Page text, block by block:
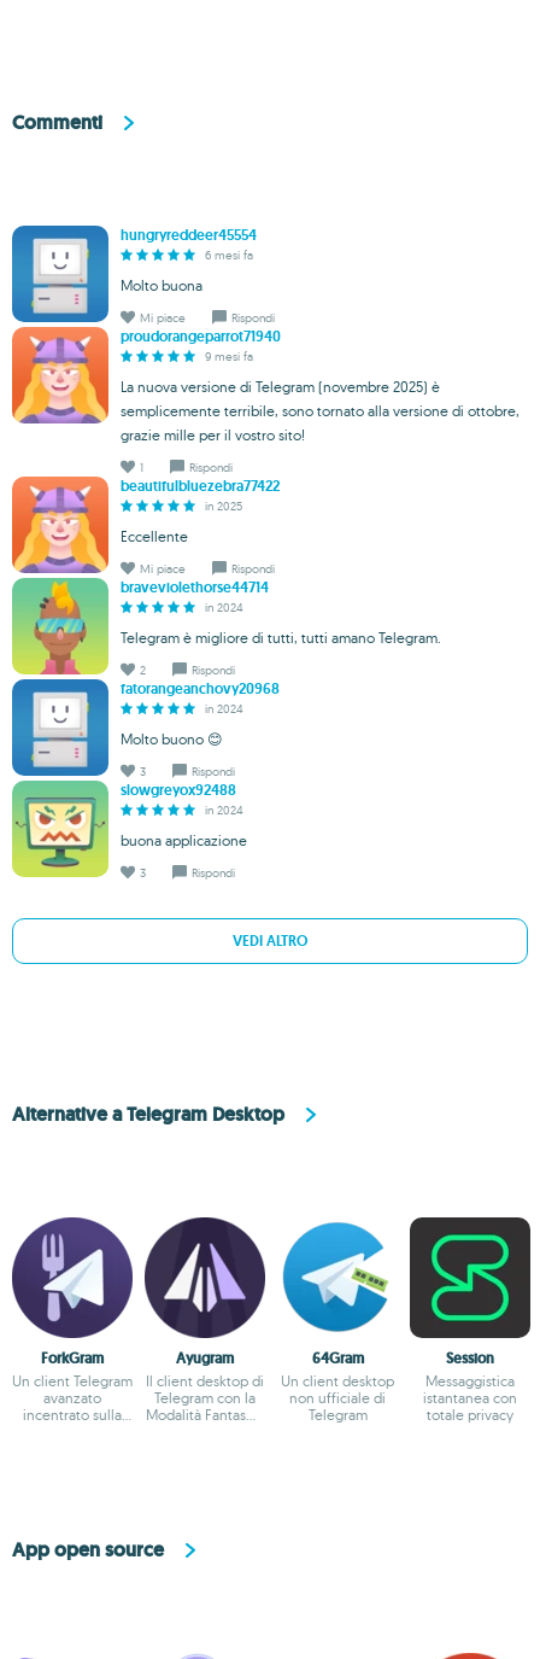
Commenti
hungryreddeer45554
6 mesi fa
Molto buona
Mi piace Rispondi
proudorangeparrot71940
9 mesi fa
La nuova versione di Telegram (novembre 2025) è
semplicemente terribile, sono tornato alla versione di ottobre,
grazie mille per il vostro sito!
1 Rispondi
beautifulbluezebra77422
in 2025
Eccellente
Mi piace Rispondi
braveviolethorse44714
in 2024
Telegram è migliore di tutti, tutti amano Telegram.
2 Rispondi
fatorangeanchovy20968
in 2024
Molto buono 😊
3 Rispondi
slowgreyox92488
in 2024
buona applicazione
3 Rispondi
VEDI ALTRO
Alternative a Telegram Desktop
ForkGram
Un client Telegram
avanzato
incentrato sulla
Ayugram
Il client desktop di
Telegram con la
Modalità Fantasma
64Gram
Un client desktop
non ufficiale di
Telegram
Session
Messaggistica
istantanea con
totale privacy
App open source